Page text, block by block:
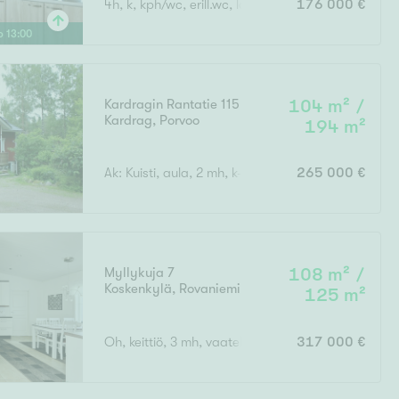
13:00
4h, k, kph/wc, erill.wc, lasit.parveke176 000 €
Kardragin Rantatie 115
Kardrag, Porvoo
104 m² /
194 m²
Ak: Kuisti, aula, 2 mh, k-oh, khh, wc, ph, s. Yk:
265 000 €
Myllykuja 7
Koskenkylä, Rovaniemi
108 m² /
125 m²
Oh, keittiö, 3 mh, vaatehuone, kodinhoitohuone,
317 000 €